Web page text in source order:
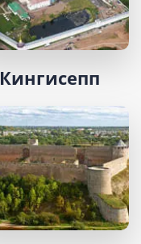
Кингисепп